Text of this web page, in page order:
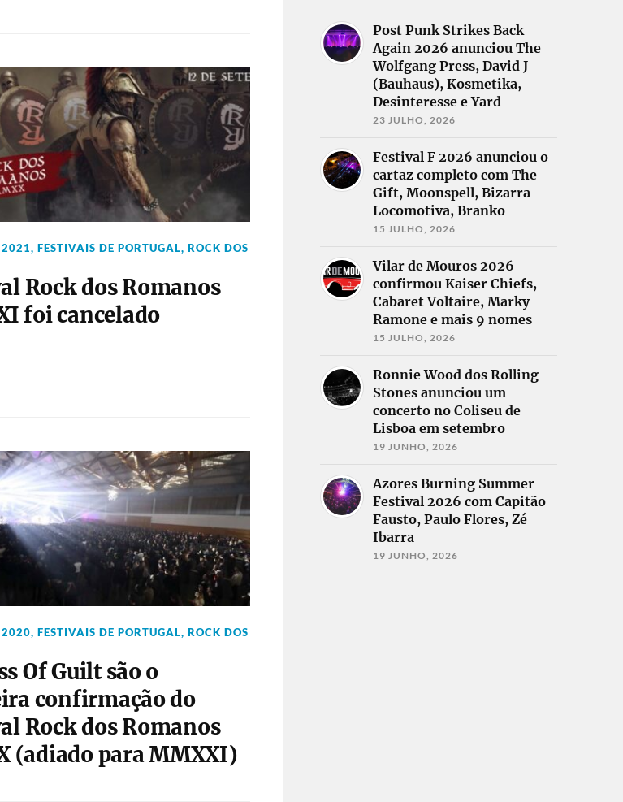
2021, FESTIVAIS DE PORTUGAL, ROCK DOS
Rock dos Romanos
foi cancelado
2020, FESTIVAIS DE PORTUGAL, ROCK DOS
Of Guilt são o
confirmação do
Rock dos Romanos
(adiado para MMXXI)
Post Punk Strikes Back
Again 2026 anunciou The
Wolfgang Press, David J
(Bauhaus), Kosmetika,
Desinteresse e Yard
23 JULHO, 2026
Festival F 2026 anunciou o
cartaz completo com The
Gift, Moonspell, Bizarra
Locomotiva, Branko
15 JULHO, 2026
Vilar de Mouros 2026
confirmou Kaiser Chiefs,
Cabaret Voltaire, Marky
Ramone e mais 9 nomes
15 JULHO, 2026
Ronnie Wood dos Rolling
Stones anunciou um
concerto no Coliseu de
Lisboa em setembro
19 JUNHO, 2026
Azores Burning Summer
Festival 2026 com Capitão
Fausto, Paulo Flores, Zé
Ibarra
19 JUNHO, 2026